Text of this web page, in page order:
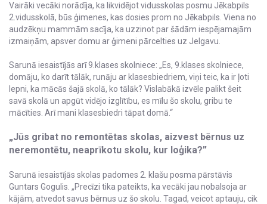
Vairāki vecāki norādīja, ka likvidējot vidusskolas posmu Jēkabpils
2.vidusskolā, būs ģimenes, kas dosies prom no Jēkabpils. Viena no
audzēkņu mammām sacīja, ka uzzinot par šādām iespējamajām
izmaiņām, apsver domu ar ģimeni pārcelties uz Jelgavu.
Sarunā iesaistījās arī 9.klases skolniece: „Es, 9.klases skolniece,
domāju, ko darīt tālāk, runāju ar klasesbiedriem, viņi teic, ka ir ļoti
lepni, ka mācās šajā skolā, ko tālāk? Vislabākā izvēle palikt šeit
savā skolā un apgūt vidējo izglītību, es mīlu šo skolu, gribu te
mācīties. Arī mani klasesbiedri tāpat domā.“
„Jūs gribat no remontētas skolas, aizvest bērnus uz
neremontētu, neaprīkotu skolu, kur loģika?”
Sarunā iesaistījās skolas padomes 2. klašu posma pārstāvis
Guntars Gogulis. „Precīzi tika pateikts, ka vecāki jau nobalsoja ar
kājām, atvedot savus bērnus uz šo skolu. Tagad, veicot aptauju, cik